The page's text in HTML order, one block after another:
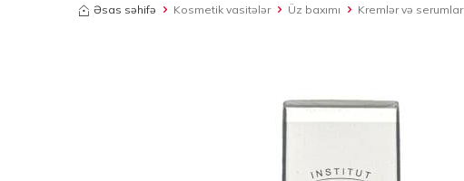
Əsas səhifə Kosmetik vasitələr Üz baxımı Kremlər və serumlar